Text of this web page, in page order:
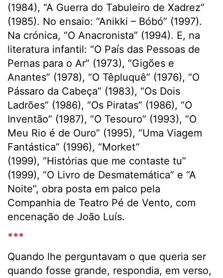
(1984), “A Guerra do Tabuleiro de Xadrez”
(1985). No ensaio: “Anikki – Bóbó” (1997).
Na crónica, “O Anacronista” (1994). E, na
literatura infantil: “O País das Pessoas de
Pernas para o Ar” (1973), “Gigões e
Anantes” (1978), “O Têpluquê” (1976), “O
Pássaro da Cabeça” (1983), “Os Dois
Ladrões” (1986), “Os Piratas” (1986), “O
Inventão” (1987), “O Tesouro” (1993), “O
Meu Rio é de Ouro” (1995), “Uma Viagem
Fantástica” (1996), “Morket”
(1999), “Histórias que me contaste tu”
(1999), “O Livro de Desmatemática” e “A
Noite”, obra posta em palco pela
Companhia de Teatro Pé de Vento, com
encenação de João Luís.
***
Quando lhe perguntavam o que queria ser
quando fosse grande, respondia, em verso,